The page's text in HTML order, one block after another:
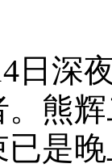
日深
熊
是